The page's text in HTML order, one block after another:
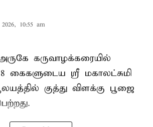
10:55 am
கருவாழக்கரையில்
கைகளுடைய ஸ்ரீ மகாலட்சுமி
குத்து விளக்கு பூஜை